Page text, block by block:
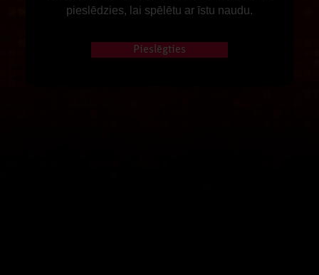
pieslēdzies, lai spēlētu ar īstu naudu.
Pieslēgties